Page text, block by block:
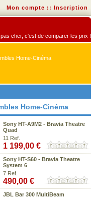
Mon compte :: Inscription
cher, c'est de comparer les prix !
Home-Cinéma
Home-Cinéma
Sony HT-A9M2 - Bravia Theatre
Quad
11 Ref.
1 199,00 €
Sony HT-S60 - Bravia Theatre
System 6
7 Ref.
490,00 €
JBL Bar 300 MultiBeam